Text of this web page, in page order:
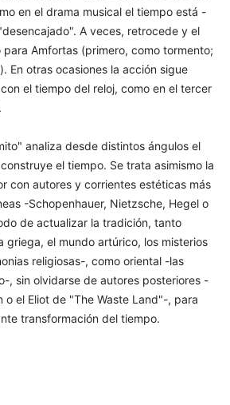
en el drama musical el tiempo está -
A veces, retrocede y el
Amfortas (primero, como tormento;
En otras ocasiones la acción sigue
el tiempo del reloj, como en el tercer
analiza desde distintos ángulos el
el tiempo. Se trata asimismo la
con autores y corrientes estéticas más
-Schopenhauer, Nietzsche, Hegel o
de actualizar la tradición, tanto
griega, el mundo artúrico, los misterios
religiosas-, como oriental -las
, sin olvidarse de autores posteriores -
o el Eliot de "The Waste Land"-, para
transformación del tiempo.